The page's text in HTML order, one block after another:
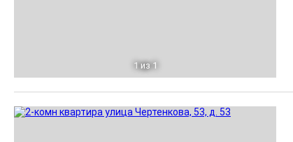
1 из 1